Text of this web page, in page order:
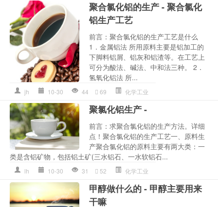
聚合氯化铝的生产 - 聚合氯化
铝生产工艺
前言：聚合氯化铝的生产工艺是什么
1．金属铝法 所用原料主要是铝加工的
下脚料铝屑、铝灰和铝渣等。在工艺上
可分为酸法、碱法、中和法三种。 2．
氢氧化铝法 所...
jh 10-30 44 69 化学工业
聚氯化铝生产 -
前言：求聚合氯化铝的生产方法。详细
点！聚合氯化铝的生产工艺一、原料生
产聚合氯化铝的原料主要有两大类：一
类是含铝矿物，包括铝土矿(三水铝石、一水软铝石...
lh 10-30 31 52 化学工业
甲醇做什么的 - 甲醇主要用来
干嘛